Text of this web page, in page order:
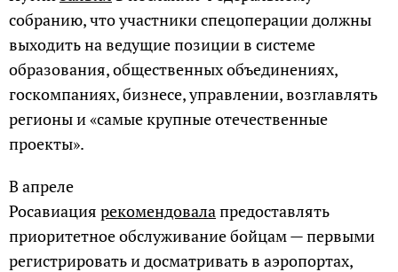
собранию, что участники спецоперации должны
выходить на ведущие позиции в системе
образования, общественных объединениях,
госкомпаниях, бизнесе, управлении, возглавлять
регионы и «самые крупные отечественные
проекты».
В апреле
Росавиация рекомендовалапредоставлять
приоритетное обслуживание бойцам — первыми
регистрировать и досматривать в аэропортах,